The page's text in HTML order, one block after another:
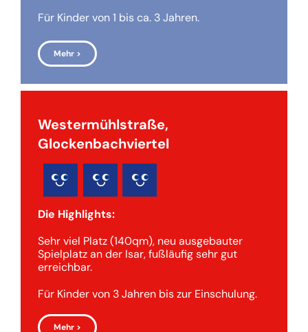
Für Kinder von 1 bis ca. 3 Jahren.
Mehr >
Westermühlstraße,
Glockenbachviertel
Die Highlights:
Sehr viel Platz (140qm), neu ausgebauter
Spielplatz an der Isar, fußläufig sehr gut
erreichbar.
Für Kinder von 3 Jahren bis zur Einschulung.
Mehr >